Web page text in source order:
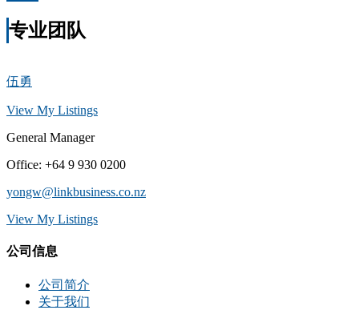
专业团队
伍勇
View My Listings
General Manager
Office: +64 9 930 0200
yongw@linkbusiness.co.nz
View My Listings
公司信息
公司简介
关于我们